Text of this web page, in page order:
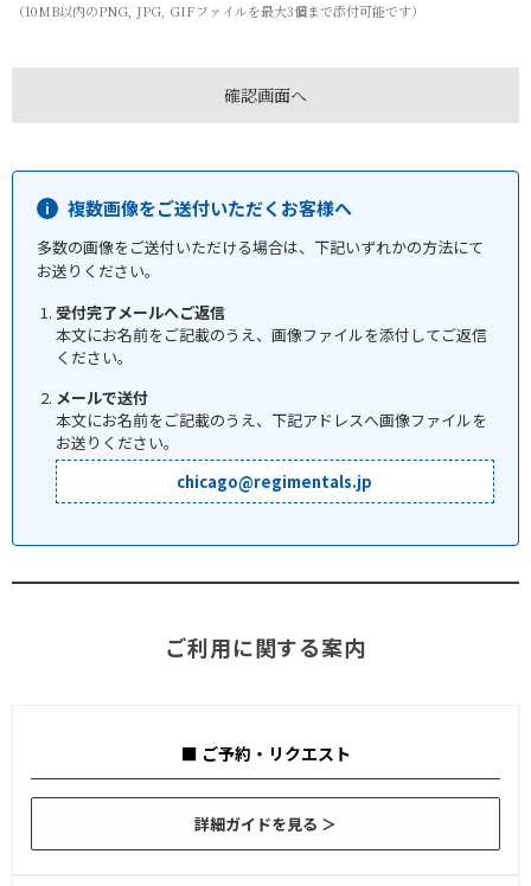
（10MB以内のPNG, JPG, GIFファイルを最大3個まで添付可能です）
複数画像をご送付いただくお客様へ
多数の画像をご送付いただける場合は、下記いずれかの方法にて
お送りください。
受付完了メールへご返信
本文にお名前をご記載のうえ、画像ファイルを添付してご返信
ください。
メールで送付
本文にお名前をご記載のうえ、下記アドレスへ画像ファイルを
お送りください。
chicago@regimentals.jp
ご利用に関する案内
■ ご予約・リクエスト
詳細ガイドを見る ＞